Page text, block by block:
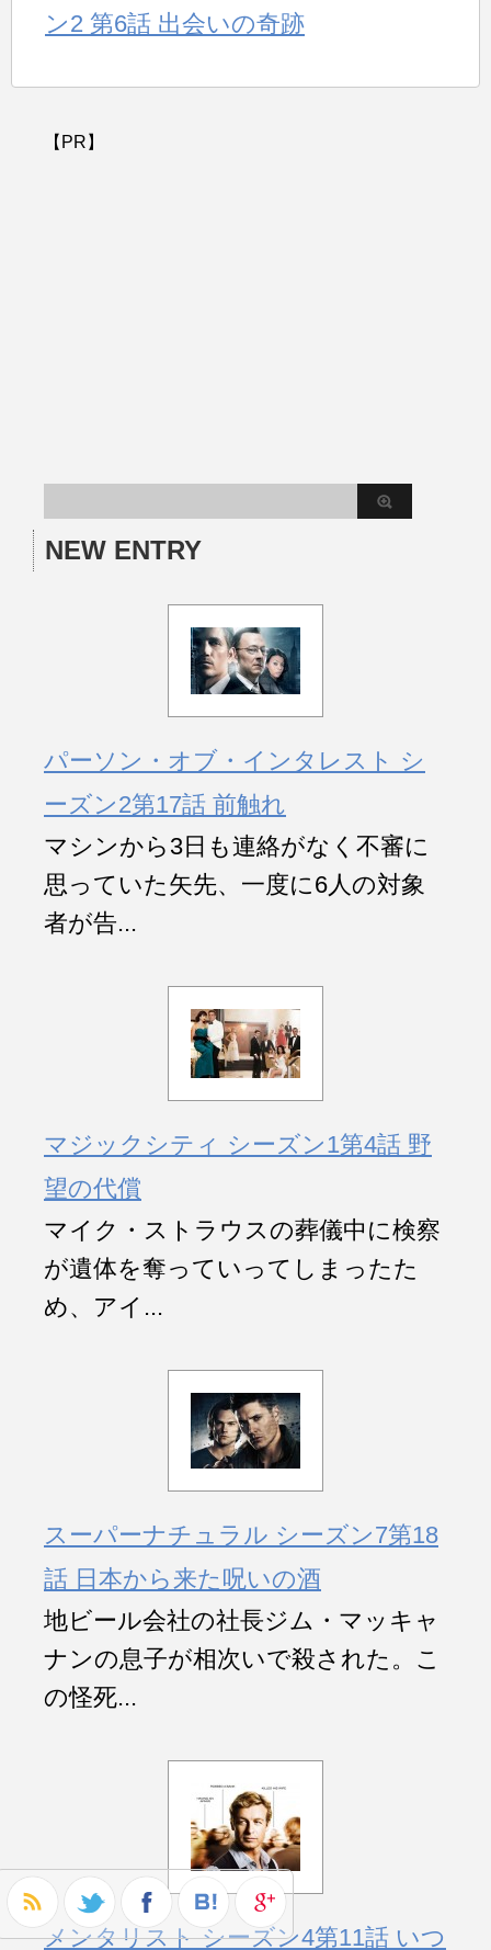
ン2 第6話 出会いの奇跡
【PR】
NEW ENTRY
パーソン・オブ・インタレスト シ
ーズン2第17話 前触れ
マシンから3日も連絡がなく不審に
思っていた矢先、一度に6人の対象
者が告...
マジックシティ シーズン1第4話 野
望の代償
マイク・ストラウスの葬儀中に検察
が遺体を奪っていってしまったた
め、アイ...
スーパーナチュラル シーズン7第18
話 日本から来た呪いの酒
地ビール会社の社長ジム・マッキャ
ナンの息子が相次いで殺された。こ
の怪死...
メンタリスト シーズン4第11話 いつ